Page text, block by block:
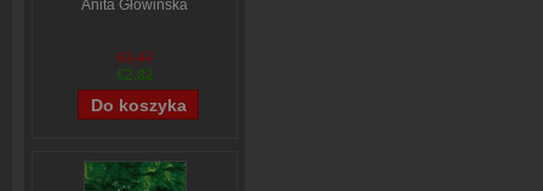
Anita Głowińska
€3,47
€2,82